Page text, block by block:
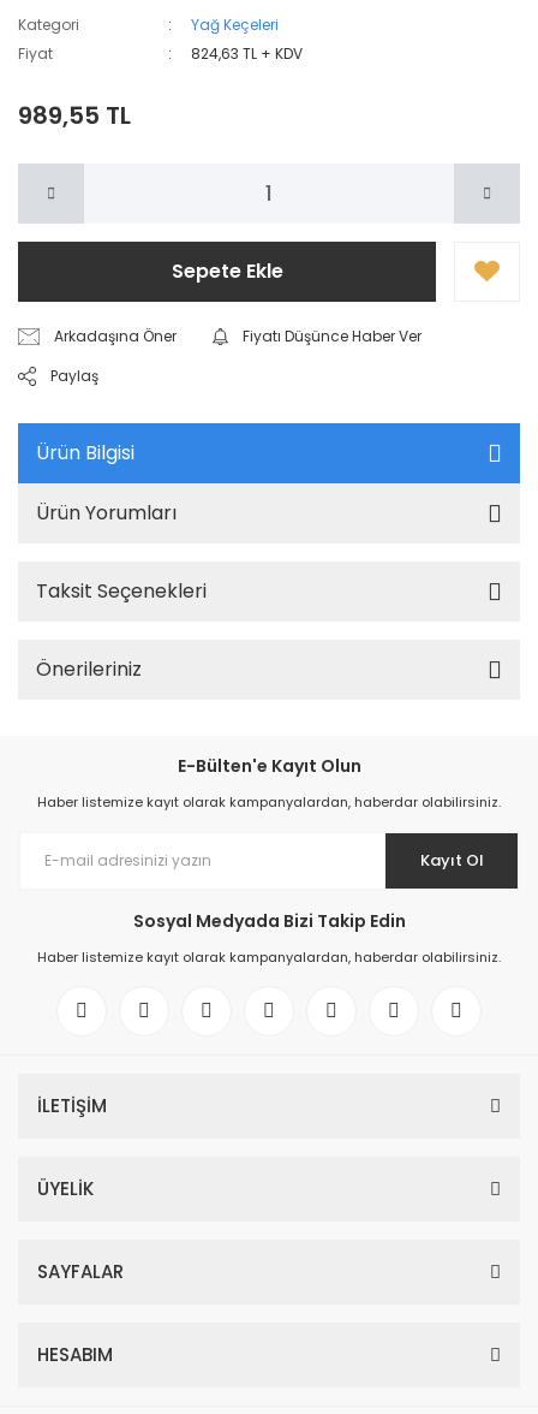
Kategori
Yağ Keçeleri
Fiyat
824,63 TL + KDV
989,55 TL
Sepete Ekle
Arkadaşına Öner
Fiyatı Düşünce Haber Ver
Paylaş
Ürün Bilgisi
Ürün Yorumları
Taksit Seçenekleri
Önerileriniz
E-Bülten'e Kayıt Olun
Haber listemize kayıt olarak kampanyalardan, haberdar olabilirsiniz.
Kayıt Ol
Sosyal Medyada Bizi Takip Edin
Haber listemize kayıt olarak kampanyalardan, haberdar olabilirsiniz.
İLETİŞİM
ÜYELİK
SAYFALAR
HESABIM